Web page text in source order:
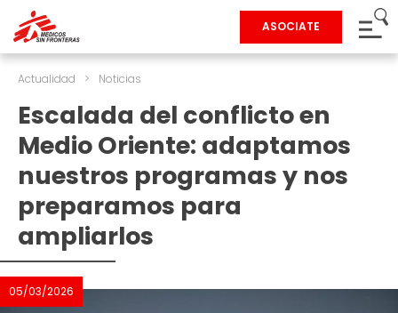
ASOCIATE
Actualidad > Noticias
Escalada del conflicto en
Medio Oriente: adaptamos
nuestros programas y nos
preparamos para
ampliarlos
05/03/2026